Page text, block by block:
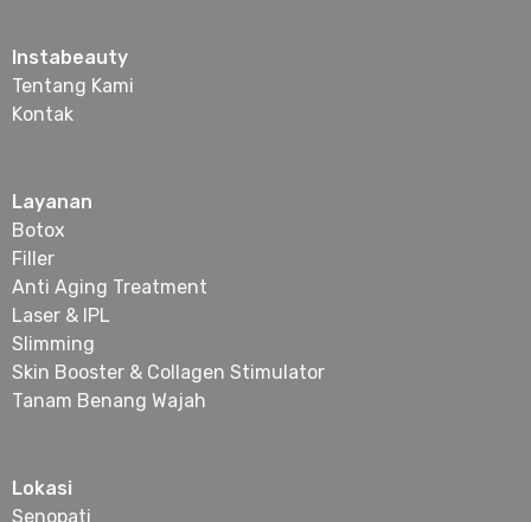
Instabeauty
Tentang Kami
Kontak
Layanan
Botox
Filler
Anti Aging Treatment
Laser & IPL
Slimming
Skin Booster & Collagen Stimulator
Tanam Benang Wajah
Lokasi
Senopati